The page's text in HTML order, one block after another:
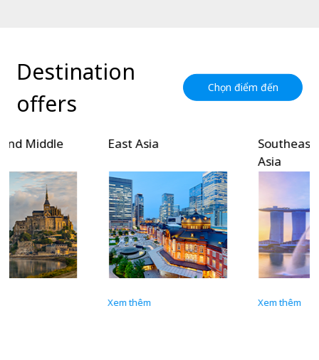
Destination
offers
Chọn điểm đến
East Asia
Southeast and South